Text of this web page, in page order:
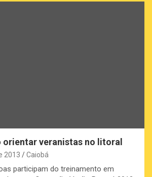
veranistas no litoral
2013 Caiobá
participam do treinamento em